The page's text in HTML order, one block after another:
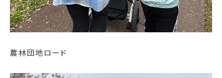
農林団地ロード